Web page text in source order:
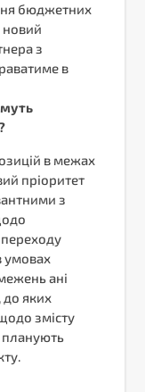
бюджетних
новий
з
в
в межах
пріоритет
з
умовах
ані
до яких
змісту
планують